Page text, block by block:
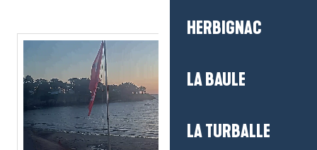
HERBIGNAC
LA BAULE
LA TURBALLE